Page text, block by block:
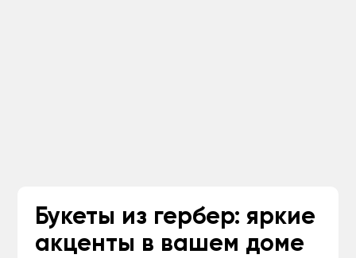
Букеты из гербер: яркие
акценты в вашем доме